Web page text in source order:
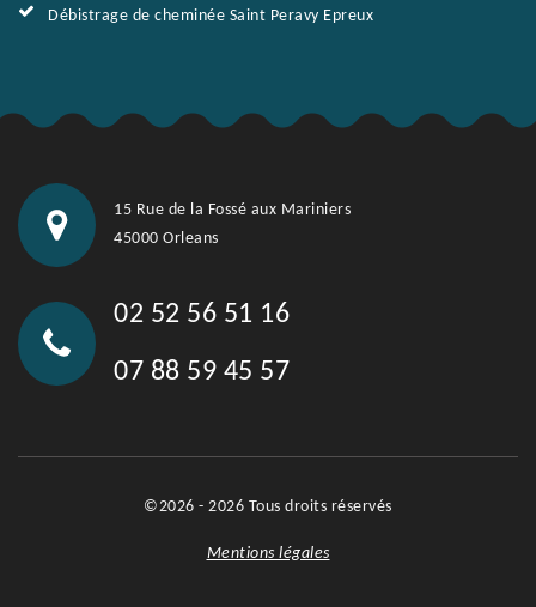
Débistrage de cheminée Saint Peravy Epreux
15 Rue de la Fossé aux Mariniers
45000 Orleans
02 52 56 51 16
07 88 59 45 57
©2026 - 2026 Tous droits réservés
Mentions légales